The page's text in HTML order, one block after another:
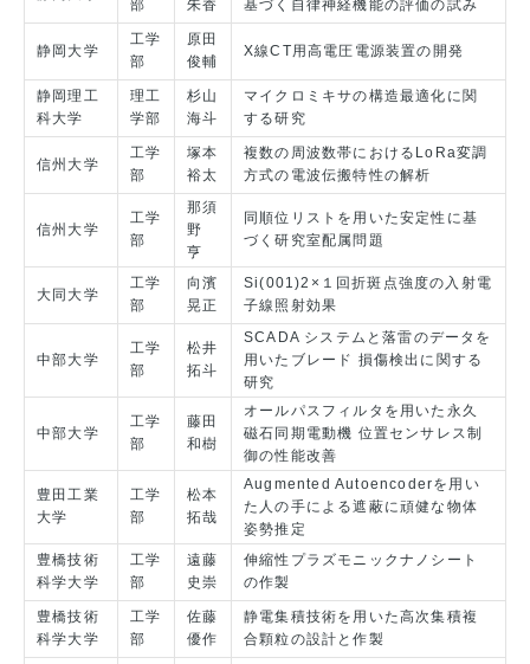
部
朱香
基づく自律神経機能の評価の試み
静岡大学
工学
部
原田
俊輔
X線CT用高電圧電源装置の開発
静岡理工
科大学
理工
学部
杉山
海斗
マイクロミキサの構造最適化に関
する研究
信州大学
工学
部
塚本
裕太
複数の周波数帯におけるLoRa変調
方式の電波伝搬特性の解析
信州大学
工学
部
那須
野
亨
同順位リストを用いた安定性に基
づく研究室配属問題
大同大学
工学
部
向濱
晃正
Si(001)2×１回折斑点強度の入射電
子線照射効果
中部大学
工学
部
松井
拓斗
SCADA システムと落雷のデータを
用いたブレード 損傷検出に関する
研究
中部大学
工学
部
藤田
和樹
オールパスフィルタを用いた永久
磁石同期電動機 位置センサレス制
御の性能改善
豊田工業
大学
工学
部
松本
拓哉
Augmented Autoencoderを用い
た人の手による遮蔽に頑健な物体
姿勢推定
豊橋技術
科学大学
工学
部
遠藤
史崇
伸縮性プラズモニックナノシート
の作製
豊橋技術
科学大学
工学
部
佐藤
優作
静電集積技術を用いた高次集積複
合顆粒の設計と作製